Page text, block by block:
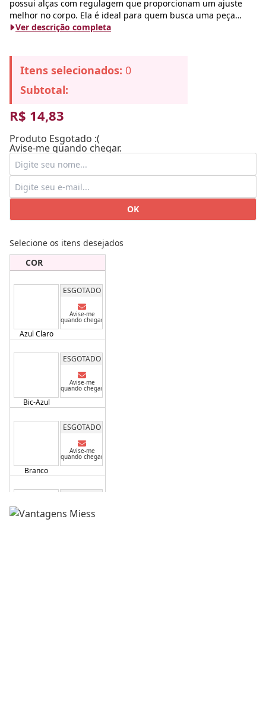
possui alças com regulagem que proporcionam um ajuste
melhor no corpo. Ela é ideal para quem busca uma peça
confortável e sensual.
Informações Adicionais:Não acompanha perneira.
Ver descrição completa
Selecione os itens desejados
COR
Azul Claro
ESGOTADO
Avise-me
quando chegar
Bic-Azul
ESGOTADO
Avise-me
quando chegar
Branco
ESGOTADO
Avise-me
quando chegar
Avise-me
Itens selecionados: 0
Subtotal:
R$ 14,83
Produto Esgotado :(
Avise-me quando chegar.
OK